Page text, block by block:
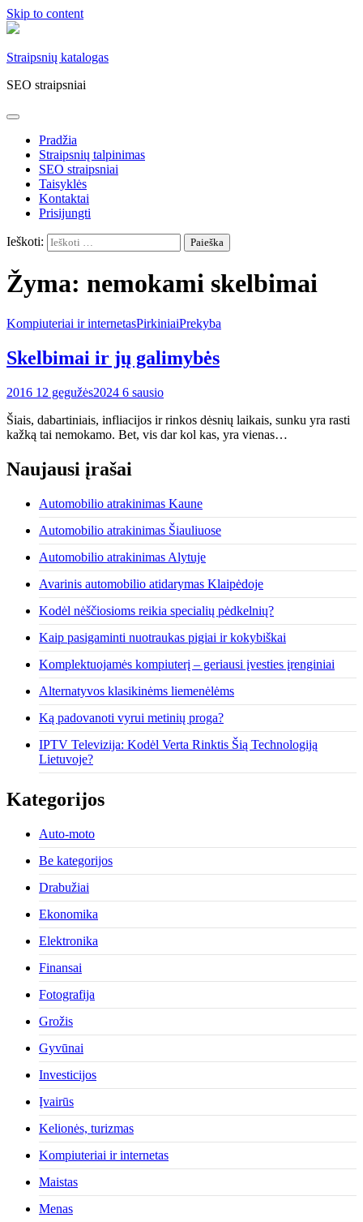
Skip to content
Straipsnių katalogas
SEO straipsniai
Pradžia
Straipsnių talpinimas
SEO straipsniai
Taisyklės
Kontaktai
Prisijungti
Ieškoti:
Žyma: nemokami skelbimai
Kompiuteriai ir internetasPirkiniaiPrekyba
Skelbimai ir jų galimybės
2016 12 gegužės2024 6 sausio
Šiais, dabartiniais, infliacijos ir rinkos dėsnių laikais, sunku yra rasti
kažką tai nemokamo. Bet, vis dar kol kas, yra vienas…
Naujausi įrašai
Automobilio atrakinimas Kaune
Automobilio atrakinimas Šiauliuose
Automobilio atrakinimas Alytuje
Avarinis automobilio atidarymas Klaipėdoje
Kodėl nėščiosioms reikia specialių pėdkelnių?
Kaip pasigaminti nuotraukas pigiai ir kokybiškai
Komplektuojamės kompiuterį – geriausi įvesties įrenginiai
Alternatyvos klasikinėms liemenėlėms
Ką padovanoti vyrui metinių proga?
IPTV Televizija: Kodėl Verta Rinktis Šią Technologiją
Lietuvoje?
Kategorijos
Auto-moto
Be kategorijos
Drabužiai
Ekonomika
Elektronika
Finansai
Fotografija
Grožis
Gyvūnai
Investicijos
Įvairūs
Kelionės, turizmas
Kompiuteriai ir internetas
Maistas
Menas